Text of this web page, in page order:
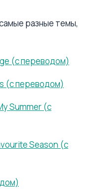
разные темы,
(с переводом)
(с переводом)
Summer (с
Season (с